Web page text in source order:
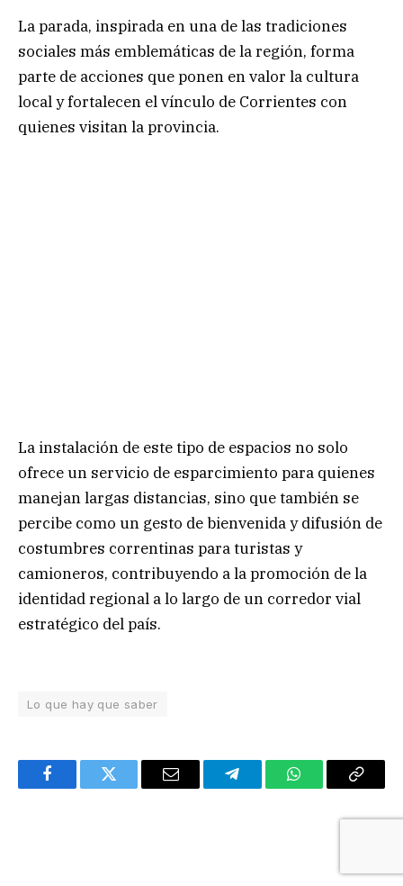
La parada, inspirada en una de las tradiciones
sociales más emblemáticas de la región, forma
parte de acciones que ponen en valor la cultura
local y fortalecen el vínculo de Corrientes con
quienes visitan la provincia.
La instalación de este tipo de espacios no solo
ofrece un servicio de esparcimiento para quienes
manejan largas distancias, sino que también se
percibe como un gesto de bienvenida y difusión de
costumbres correntinas para turistas y
camioneros, contribuyendo a la promoción de la
identidad regional a lo largo de un corredor vial
estratégico del país.
Lo que hay que saber
FacebookTwitter Email TelegramWhatsAppCopy
Link